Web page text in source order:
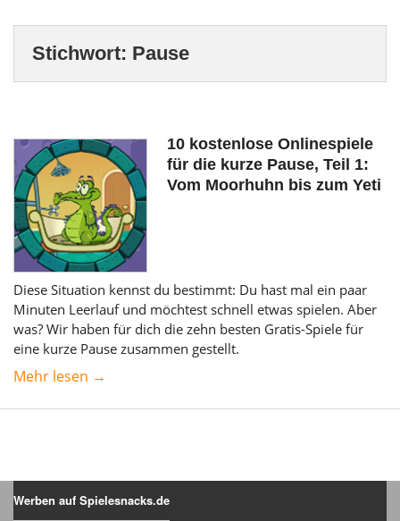
Stichwort: Pause
10 kostenlose Onlinespiele
für die kurze Pause, Teil 1:
Vom Moorhuhn bis zum Yeti
Diese Situation kennst du bestimmt: Du hast mal ein paar
Minuten Leerlauf und möchtest schnell etwas spielen. Aber
was? Wir haben für dich die zehn besten Gratis-Spiele für
eine kurze Pause zusammen gestellt.
Mehr lesen →
Werben auf Spielesnacks.de